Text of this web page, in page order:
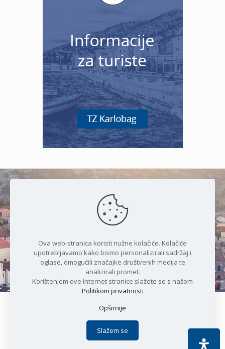
Čudesan spoj kristalnog mora i
prirode
Copyright © 2021 Općina Karlobag | Sva prava pridržana |
Politika privatnosti
Apoc IT
Ova web-stranica koristi nužne kolačiće. Kolačiće
upotrebljavamo kako bismo personalizirali sadržaj i
oglase, omogućili značajke društvenih medija te
analizirali promet.
Korištenjem ove Internet stranice slažete se s našom
Politikom privatnosti
Opširnije
Slažem se